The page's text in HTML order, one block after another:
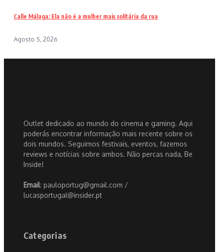
Calle Málaga: Ela não é a mulher mais solitária da rua
Agosto 5, 2026
Outlet dedicado ao mundo do cinema e gaming. Aqui
poderás encontrar informação mais recente sobre os
dois mundos. Seguimos festivais, eventos, fazemos
reviews e notícias sobre ambos. Não percas nada, Be
Inside!
Email: pauloportug@gmail.com /
lucasportugal@insider.pt
Categorias